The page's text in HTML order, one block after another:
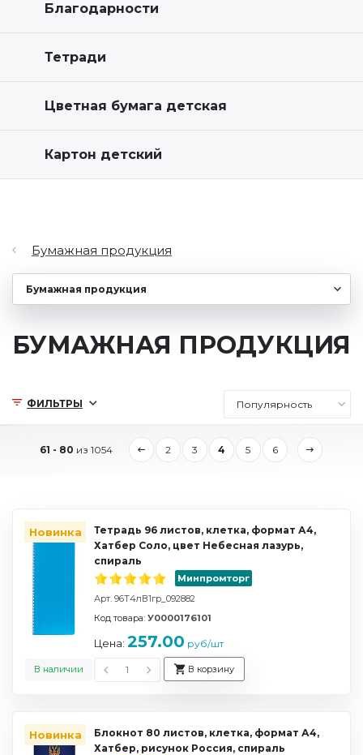
Благодарности
Тетради
Цветная бумага детская
Картон детский
ФИЛЬТРЫ
Бумажная продукция
БУМАЖНАЯ ПРОДУКЦИЯ
61 - 80 из 1054 2 3 4 5 6
Новинка
Тетрадь 96 листов, клетка, формат А4,
Хатбер Соло, цвет Небесная лазурь,
спираль
Минпромторг
Арт. 96Т4лВ1гр_092882
В наличии
Код товара: У0000176101
Цена: 257.00 руб/шт
В корзину
Новинка
Блокнот 80 листов, клетка, формат А4,
Хатбер, рисунок Россия, спираль